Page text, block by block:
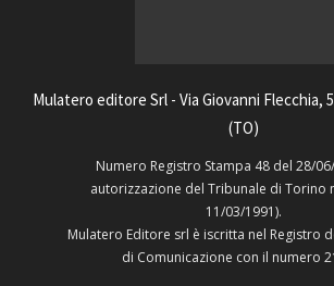
Mulatero editore Srl - Via Giovanni Flecchia,
(TO)
Numero Registro Stampa 48 del 28/
autorizzazione del Tribunale di Torino
11/03/1991).
Mulatero Editore srl è iscritta nel Registro
di Comunicazione con il numero